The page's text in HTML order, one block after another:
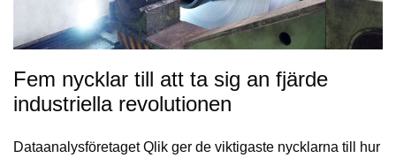
Fem nycklar till att ta sig an fjärde
industriella revolutionen
Dataanalysföretaget Qlik ger de viktigaste nycklarna till hur